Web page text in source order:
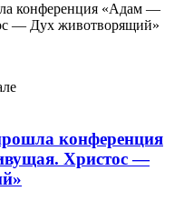
конференция «Адам —
— Дух животворящий»
конференция
Христос —